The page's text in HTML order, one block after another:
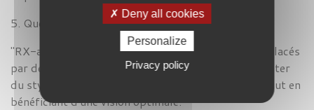
5. Que signifie "RX-able" ?
"RX-able" signifie que les verres peuvent être remplacés
par des verres correcteurs. Vous pouvez donc profiter
du style et de la protection des lunettes
Vuarnet tout en
bénéficiant d'une vision optimale.
Deny all cookies
Personalize
Privacy policy